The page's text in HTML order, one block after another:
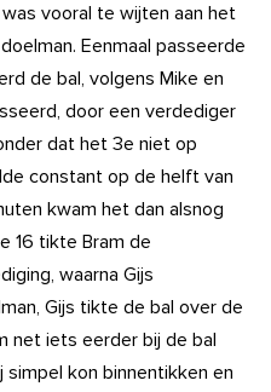
vooral te wijten aan het
Eenmaal passeerde
de bal, volgens Mike en
door een verdediger
dat het 3e niet op
constant op de helft van
kwam het dan alsnog
16 tikte Bram de
waarna Gijs
Gijs tikte de bal over de
net iets eerder bij de bal
simpel kon binnentikken en